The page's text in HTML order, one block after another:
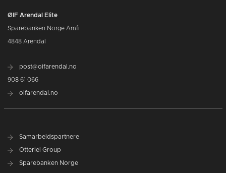
ØIF Arendal Elite
Sparebanken Norge Amfi
4848 Arendal
post@oifarendal.no
908 61 066
oifarendal.no
Samarbeidspartnere
Otterlei Group
Sparebanken Norge